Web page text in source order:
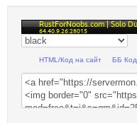
HTML/Код на сайт ББ